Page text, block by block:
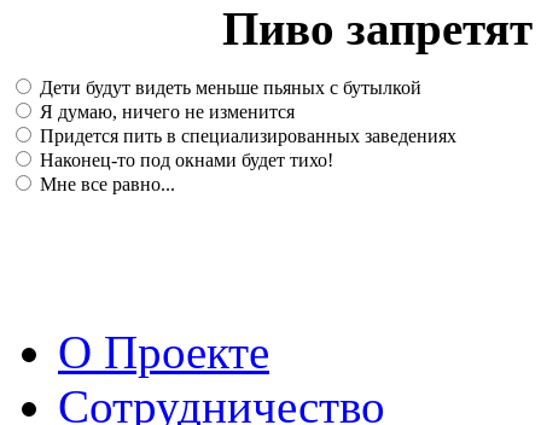
Пиво
Дети будут видеть меньше пьяных с бутылкой
Я думаю, ничего не изменится
Придется пить в специализированных заведениях
Наконец-то под окнами будет тихо!
Мне все равно...
О Проекте
Сотрудничество